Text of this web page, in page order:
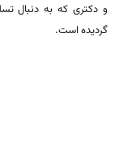
و دکتری که به دنبال
گردیده است.